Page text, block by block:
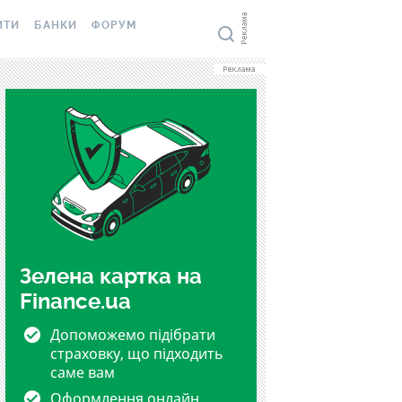
В USD
В EUR
ДЕПОЗИТІВ
ТА ВІДПОВІДІ
КАЛЬКУЛЯТОР
ПО
БАНКИ
ВСІ БАНКИ
ВІДГУКИ ПРО БАНКИ
МІКРОФІНАНСОВІ
ОРГАНІЗАЦІЇ
ВІДГУКИ ПРО МФО
ФОРУМ
Зелена картка на
Finance.ua
Допоможемо підібрати
страховку, що підходить
саме вам